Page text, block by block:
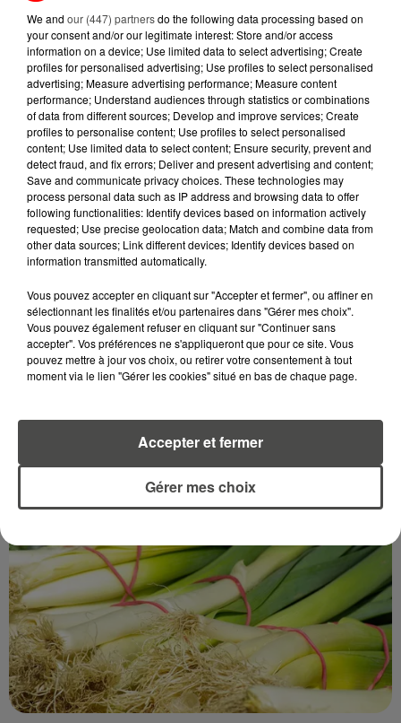
PLUIE SANS RÉPIT ET RIVIÈRES SOUS TENSION :
L’OUEST RESTE SOUS...
Après plusieurs jours d’intempéries, la Bretagne et
les Pays de la Loire demeurent exposées à un
temps instable. Pluie régulière, vent soutenu et
montée des...
10 février 2026
DANGER : L’ARNAQUE AU QR CODE...
De faux courriers bancaires, glissés directement
dans les boîtes aux lettres, piègent de plus en plus
de Français. En imitant parfaitement les codes des...
We and our (447) partnersdo the following data processing based on
your consent and/or our legitimate interest: Store and/or access
information on a device; Use limited data to select advertising; Create
profiles for personalised advertising; Use profiles to select personalised
advertising; Measure advertising performance; Measure content
performance; Understand audiences through statistics or combinations
of data from different sources; Develop and improve services; Create
profiles to personalise content; Use profiles to select personalised
content; Use limited data to select content; Ensure security, prevent and
detect fraud, and fix errors; Deliver and present advertising and content;
Save and communicate privacy choices. These technologies may
process personal data such as IP address and browsing data to offer
following functionalities: Identify devices based on information actively
requested; Use precise geolocation data; Match and combine data from
other data sources; Link different devices; Identify devices based on
information transmitted automatically.
Vous pouvez accepter en cliquant sur "Accepter et fermer", ou affiner en
sélectionnant les finalités et/ou partenaires dans "Gérer mes choix".
Vous pouvez également refuser en cliquant sur "Continuer sans
accepter". Vos préférences ne s'appliqueront que pour ce site. Vous
pouvez mettre à jour vos choix, ou retirer votre consentement à tout
moment via le lien "Gérer les cookies" situé en bas de chaque page.
Gérer mes choix
Accepter et fermer